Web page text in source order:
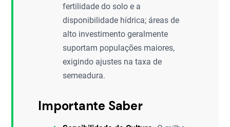
fertilidade do solo e a
disponibilidade hídrica; áreas de
alto investimento geralmente
suportam populações maiores,
exigindo ajustes na taxa de
semeadura.
Importante Saber